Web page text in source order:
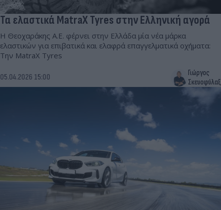
Τα ελαστικά MatraX Tyres στην Ελληνική αγορά
Η Θεοχαράκης A.E. φέρνει στην Ελλάδα μία νέα μάρκα
ελαστικών για επιβατικά και ελαφρά επαγγελματικά οχήματα:
Την MatraX Tyres
05.04.2026 15:00
Γιώργος
Σκευοφύλαξ